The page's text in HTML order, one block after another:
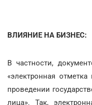
ВЛИЯНИЕ НА БИЗНЕС:
В частности,
«электронная отметка
проведении
лица». Так,